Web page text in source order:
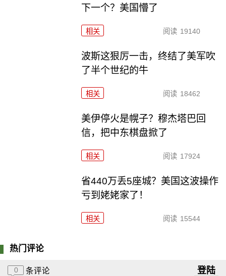
下一个？美国懵了
相关 阅读 19140
波斯这狠厉一击，终结了美军吹
了半个世纪的牛
相关 阅读 18462
美伊停火是幌子？穆杰塔巴回
信，把中东棋盘掀了
相关 阅读 17924
省440万丢5座城？美国这波操作
亏到姥姥家了！
相关 阅读 15544
热门评论
0 条评论 登陆